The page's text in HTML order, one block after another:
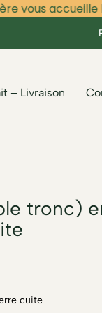
accueille le
– Livraison
tronc)
cuite